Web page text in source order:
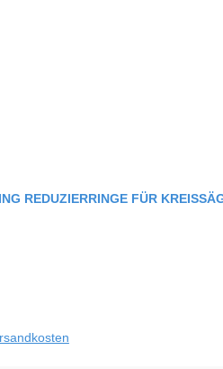
von 0 von 5 Sternen
REDUZIERRINGE FÜR